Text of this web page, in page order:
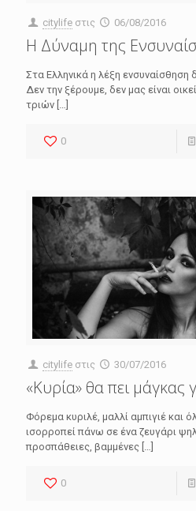
citylife στις 06/08/2016
Η Δύναμη της
Στα Ελληνικά η λέξη ενσυναίσθηση
Δεν την ξέρουμε, δεν μας είναι
τριών
0
citylife στις 30/07/2016
«Κυρία» θα πει μάγκας
Φόρεμα κυριλέ, μαλλί αμπιγιέ και
ισορροπεί πάνω σε ένα ζευγάρι
προσπάθειες, βαμμένες
0